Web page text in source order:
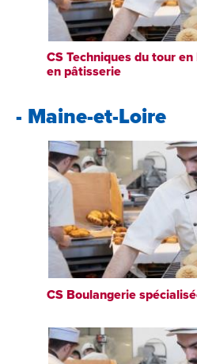
CS Techniques du tour
en pâtisserie
- Maine-et-Loire
CS Boulangerie